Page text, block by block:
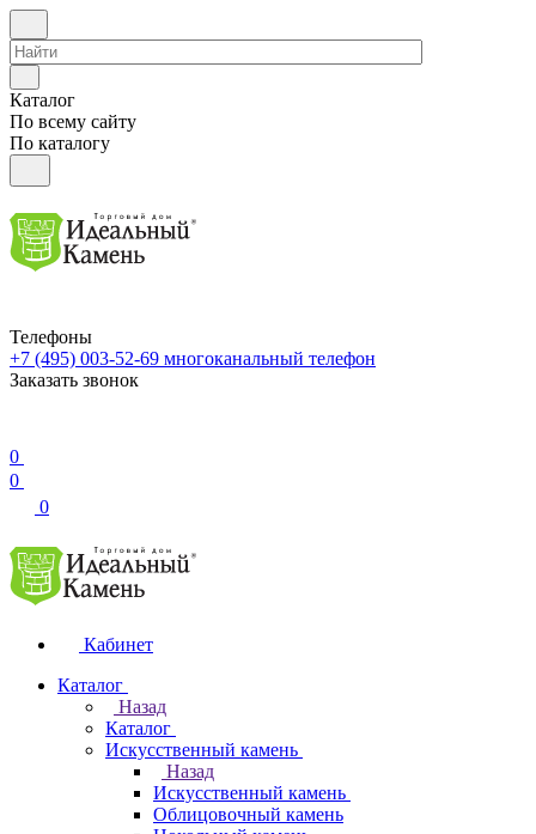
Каталог
По всему сайту
По каталогу
Телефоны
+7 (495) 003-52-69 многоканальный телефон
Заказать звонок
0
0
0
Кабинет
Каталог
Назад
Каталог
Искусственный камень
Назад
Искусственный камень
Облицовочный камень